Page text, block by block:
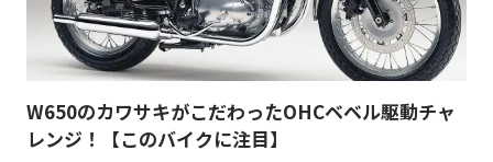
W650のカワサキがこだわったOHCベベル駆動チャ
レンジ！【このバイクに注目】